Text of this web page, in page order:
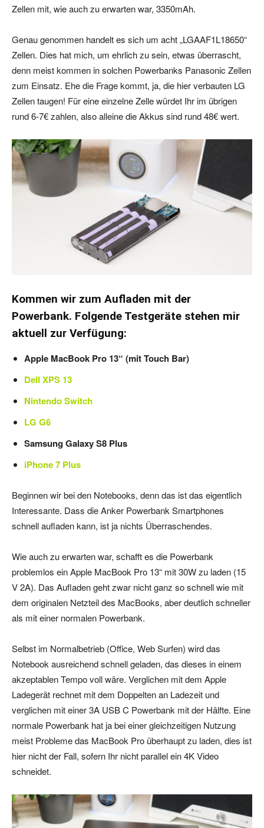
Zellen mit, wie auch zu erwarten war, 3350mAh.
Genau genommen handelt es sich um acht „LGAAF1L18650“
Zellen. Dies hat mich, um ehrlich zu sein, etwas überrascht,
denn meist kommen in solchen Powerbanks Panasonic Zellen
zum Einsatz. Ehe die Frage kommt, ja, die hier verbauten LG
Zellen taugen! Für eine einzelne Zelle würdet Ihr im übrigen
rund 6-7€ zahlen, also alleine die Akkus sind rund 48€ wert.
Kommen wir zum Aufladen mit der
Powerbank. Folgende Testgeräte stehen mir
aktuell zur Verfügung:
Apple MacBook Pro 13“ (mit Touch Bar)
Dell XPS 13
Nintendo Switch
LG G6
Samsung Galaxy S8 Plus
iPhone 7 Plus
Beginnen wir bei den Notebooks, denn das ist das eigentlich
Interessante. Dass die Anker Powerbank Smartphones
schnell aufladen kann, ist ja nichts Überraschendes.
Wie auch zu erwarten war, schafft es die Powerbank
problemlos ein Apple MacBook Pro 13“ mit 30W zu laden (15
V 2A). Das Aufladen geht zwar nicht ganz so schnell wie mit
dem originalen Netzteil des MacBooks, aber deutlich schneller
als mit einer normalen Powerbank.
Selbst im Normalbetrieb (Office, Web Surfen) wird das
Notebook ausreichend schnell geladen, das dieses in einem
akzeptablen Tempo voll wäre. Verglichen mit dem Apple
Ladegerät rechnet mit dem Doppelten an Ladezeit und
verglichen mit einer 3A USB C Powerbank mit der Hälfte. Eine
normale Powerbank hat ja bei einer gleichzeitigen Nutzung
meist Probleme das MacBook Pro überhaupt zu laden, dies ist
hier nicht der Fall, sofern Ihr nicht parallel ein 4K Video
schneidet.